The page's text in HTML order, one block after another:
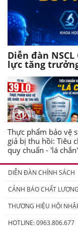
Diễn đàn
lực tăng
Thực phẩm bảo vệ
giả bị thu hồi: Tiêu
quy chuẩn - 'lá
DIỄN ĐÀN CHÍNH SÁCH
CẢNH BÁO CHẤT LƯỢNG
THƯƠNG HIỆU HỘI
HOTLINE: 0963.806.677